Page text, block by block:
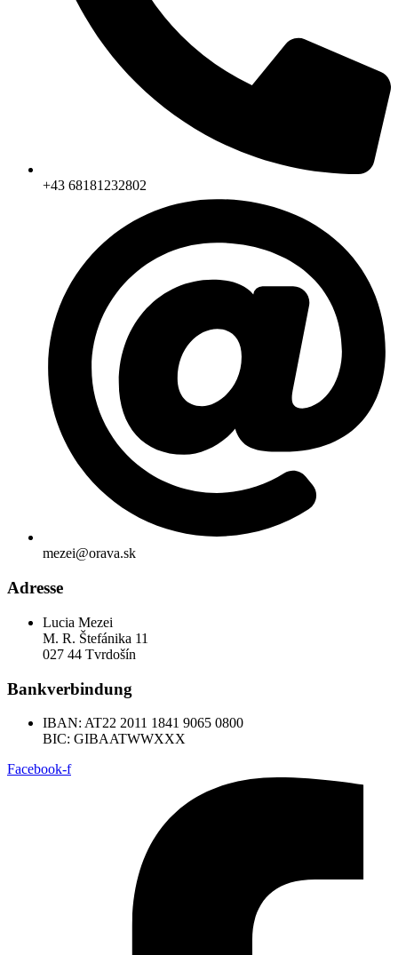
+43 68181232802
mezei@orava.sk
Adresse
Lucia Mezei
M. R. Štefánika 11
027 44 Tvrdošín
Bankverbindung
IBAN: AT22 2011 1841 9065 0800
BIC: GIBAATWWXXX
Facebook-f